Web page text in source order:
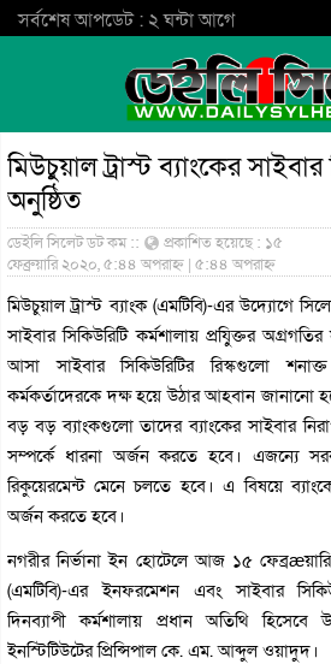
সর্বশেষ আপডেট : ২ ঘন্টা আগে
মিউচুয়াল ট্রাস্ট ব্যাংকের
অনুষ্ঠিত
ডেইলি সিলেট ডট কম ::
প্রকাশিত হয়েছে : ১৫
ফেব্রুয়ারি ২০২০, ৫:৪৪ অপরাহ্ন | ৫:৪৪ অপরাহ্ন
মিউচুয়াল ট্রাস্ট ব্যাংক (এমটিবি)-এর উদ্যোগে
সাইবার সিকিউরিটি কর্মশালায় প্রযু্িক্তর
আসা সাইবার সিকিউরিটির রিস্কগুলো
কর্মকর্তাদেরকে দক্ষ হয়ে উঠার আহবান জানানো
বড় বড় ব্যাংকগুলো তাদের ব্যাংকের সাইবার
সম্পর্কে ধারনা অর্জন করতে হবে। এজন্যে
রিকুয়েরমেন্ট মেনে চলতে হবে। এ বিষয়ে
অর্জন করতে হবে।
নগরীর নির্ভানা ইন হোটেলে আজ ১৫ ফেব্রæয়ারি
(এমটিবি)-এর ইনফরমেশন এবং সাইবার
দিনব্যাপী কর্মশালায় প্রধান অতিথি হিসেবে
ইনস্টিটিউটের প্রিন্সিপাল কে. এম. আব্দুল ওয়াদুদ।